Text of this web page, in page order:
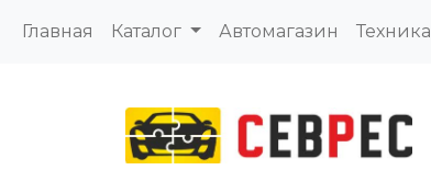
Главная Каталог Автомагазин Техника